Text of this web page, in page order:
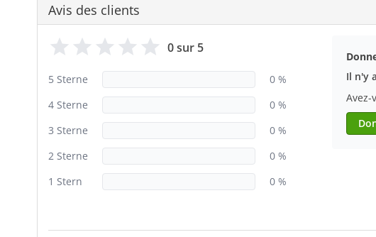
Avis des clients
0 sur 5
5 Sterne
0 %
4 Sterne
0 %
3 Sterne
0 %
2 Sterne
0 %
1 Stern
0 %
Il n'y
Avez-